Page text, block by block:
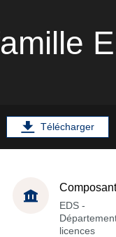
Télécharger
EDS -
licences